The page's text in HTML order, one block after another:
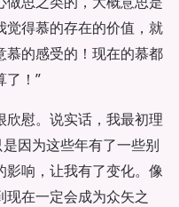
觉得慕的存在的价值，就
慕的感受的！现在的慕都
了！”
慰。说实话，我最初理
因为这些年有了一些别
影响，让我有了变化。像
在一定会成为众矢之